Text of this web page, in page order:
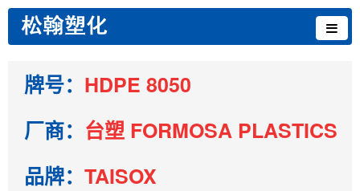
牌号： HDPE 8050
厂商： 台塑 FORMOSA PLASTICS
品牌： TAISOX